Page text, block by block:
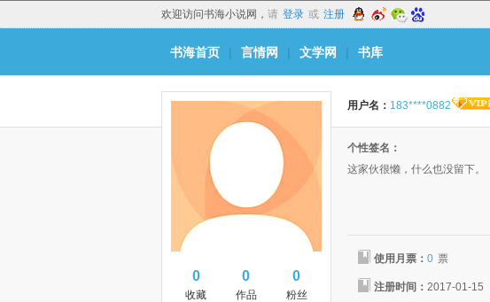
欢迎访问书海小说网， 请 登录 或 注册
书海首页 | 言情网 | 文学网 | 书库
0
收藏
0
作品
0
粉丝
用户名： 183****0882
个性签名：
这家伙很懒，什么也没留下。
使用月票： 0 票
注册时间： 2017-01-15